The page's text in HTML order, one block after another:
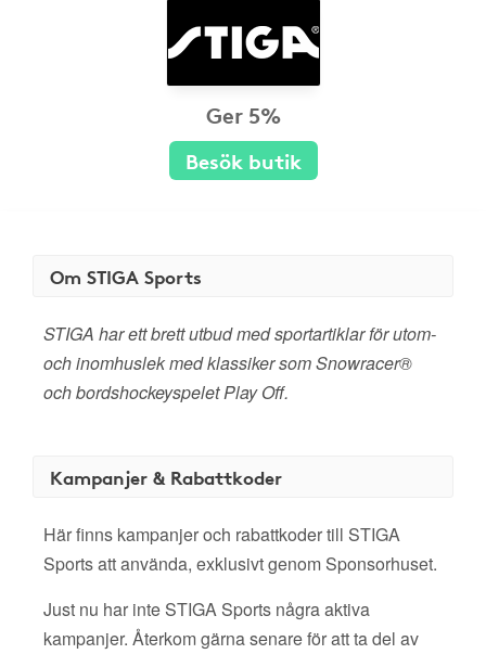
Ger 5%
Besök butik
Om STIGA Sports
STIGA har ett brett utbud med sportartiklar för utom-
och inomhuslek med klassiker som Snowracer®
och bordshockeyspelet Play Off.
Kampanjer & Rabattkoder
Här finns kampanjer och rabattkoder till STIGA
Sports att använda, exklusivt genom Sponsorhuset.
Just nu har inte STIGA Sports några aktiva
kampanjer. Återkom gärna senare för att ta del av